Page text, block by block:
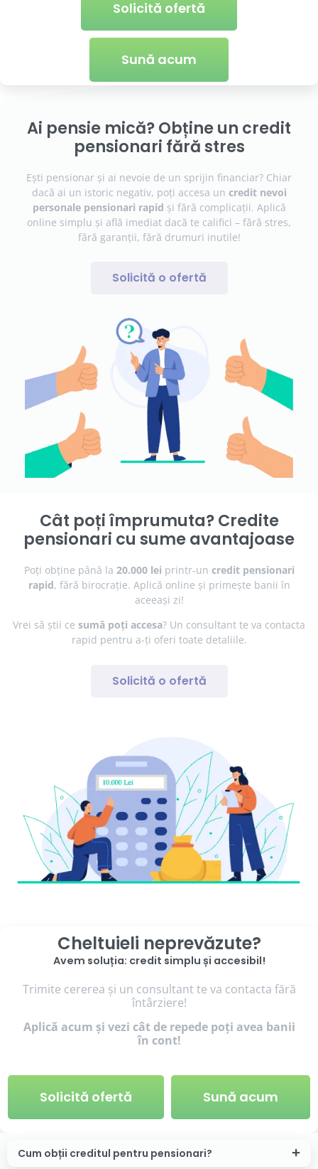
Solicită ofertă
Sună acum
Ai pensie mică? Obține un credit
pensionari fără stres
Ești pensionar și ai nevoie de un sprijin financiar? Chiar
dacă ai un istoric negativ, poți accesa un credit nevoi
personale pensionari rapid și fără complicații. Aplică
online simplu și află imediat dacă te califici – fără stres,
fără garanții, fără drumuri inutile!
Solicită o ofertă
Cât poți împrumuta? Credite
pensionari cu sume avantajoase
Poți obține până la 20.000 lei printr-un credit pensionari
rapid, fără birocrație. Aplică online și primește banii în
aceeași zi!
Vrei să știi ce sumă poți accesa? Un consultant te va contacta
rapid pentru a-ți oferi toate detaliile.
Solicită o ofertă
Cheltuieli neprevăzute?
Avem soluția: credit simplu și accesibil!
Trimite cererea și un consultant te va contacta fără
întârziere!
Aplică acum și vezi cât de repede poți avea banii
în cont!
Solicită ofertă Sună acum
Cum obții creditul pentru pensionari?